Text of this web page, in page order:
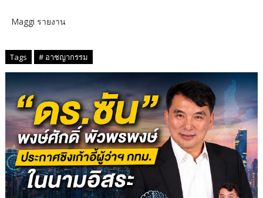
Maggi รายงาน
Tags # อาชญากรรม